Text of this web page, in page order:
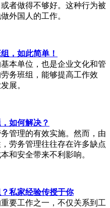
者做得不够好。这种行为被
外国人的工作。
，如此简单！
本单位，也是企业文化和管
务班组，能够提高工作效
展。
如何解决？
管理的有效实施。然而，由
劳务管理往往存在许多缺点
和安全带来不利影响。
私家经验传授于你
要工作之一，不仅关系到工